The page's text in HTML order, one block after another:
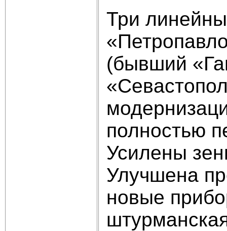
Три
(бывший
полностью
Усилены
Улучшена
новые